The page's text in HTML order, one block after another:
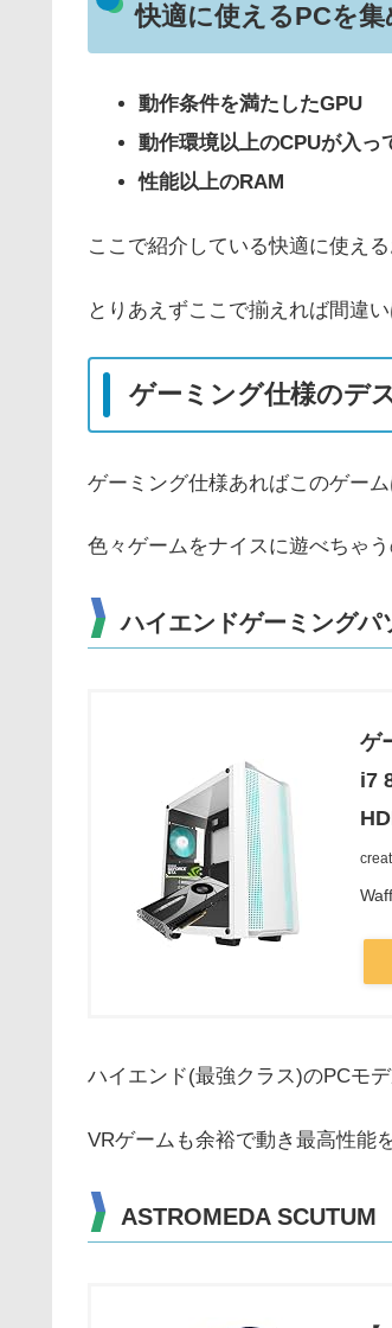
快適に使えるPCを集
動作条件を満たしたGPU
動作環境以上のCPUが入っ
性能以上のRAM
ここで紹介している快適に使え
とりあえずここで揃えれば間違
ゲーミング仕様のデ
ゲーミング仕様あればこのゲー
色々ゲームをナイスに遊べちゃ
ハイエンドゲーミングパ
ゲ
i7
ハイエンド(最強クラス)のPCモ
VRゲームも余裕で動き最高性能
ASTROMEDA SCUTUM